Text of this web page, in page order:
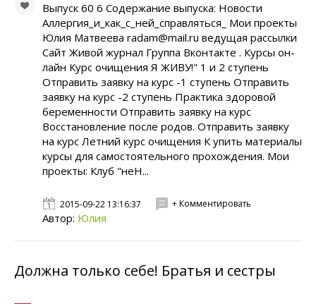
Выпуск 60 6 Содержание выпуска: Новости
Аллергия_и_как_с_ней_справляться_ Мои проекты
Юлия Матвеева radam@mail.ru ведущая рассылки
Сайт Живой журнал Группа Вконтакте . Курсы он-
лайн Курс очищения Я ЖИВУ!" 1 и 2 ступень
Отправить заявку на курс -1 ступень Отправить
заявку на курс -2 ступень Практика здоровой
беременности Отправить заявку на курс
Восстановление после родов. Отправить заявку
на курс Летний курс очищения К упить материалы
курсы для самостоятельного прохождения. Мои
проекты: Клуб "неН...
2015-09-22 13:16:37 + Комментировать
Автор: Юлия
Должна только себе! Братья и сестры